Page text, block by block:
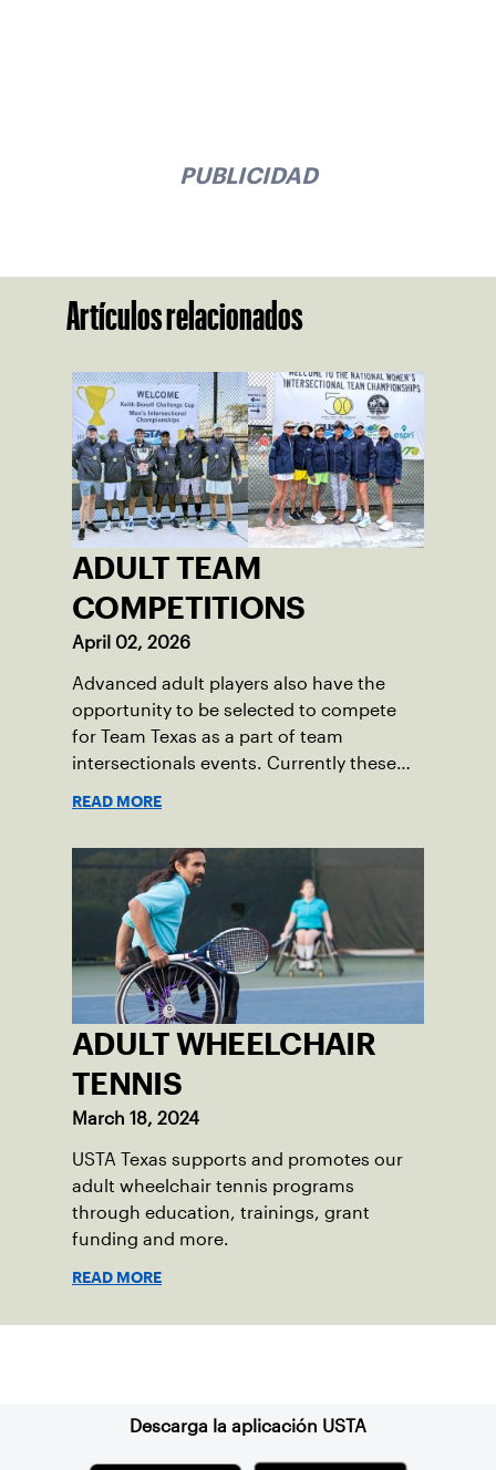
PUBLICIDAD
Artículos relacionados
ADULT TEAM
COMPETITIONS
April 02, 2026
Advanced adult players also have the
opportunity to be selected to compete
for Team Texas as a part of team
intersectionals events. Currently these
READ MORE
ADULT WHEELCHAIR
TENNIS
March 18, 2024
USTA Texas supports and promotes our
adult wheelchair tennis programs
through education, trainings, grant
funding and more.
READ MORE
Descarga la aplicación USTA